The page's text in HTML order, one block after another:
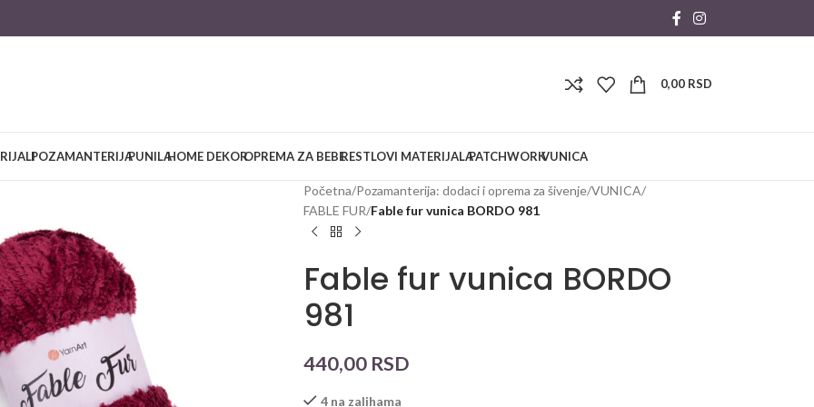
0,00 RSD
POZAMANTERIJAPUNILAHOME DEKOROPREMA ZA BEBERESTLOVI MATERIJALAPATCHWORKVUNICA
Početna/Pozamanterija: dodaci i oprema za šivenje/VUNICA/
FABLE FUR/Fable fur vunica BORDO 981
Fable fur vunica BORDO
981
440,00 RSD
4 na zalihama